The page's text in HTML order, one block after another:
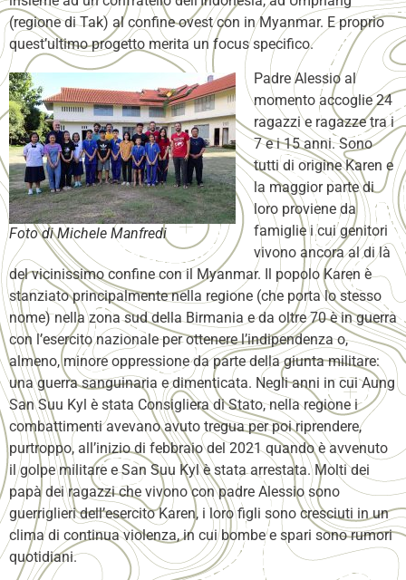
(regione di Tak) al confine ovest con in Myanmar. E proprio
quest’ultimo progetto merita un focus specifico.
Foto di Michele Manfredi
Padre Alessio al
momento accoglie 24
ragazzi e ragazze tra i
7 e i 15 anni. Sono
tutti di origine Karen e
la maggior parte di
loro proviene da
famiglie i cui genitori
vivono ancora al di là
del vicinissimo confine con il Myanmar. Il popolo Karen è
stanziato principalmente nella regione (che porta lo stesso
nome) nella zona sud della Birmania e da oltre 70 è in guerra
con l’esercito nazionale per ottenere l’indipendenza o,
almeno, minore oppressione da parte della giunta militare:
una guerra sanguinaria e dimenticata. Negli anni in cui Aung
San Suu Kyl è stata Consigliera di Stato, nella regione i
combattimenti avevano avuto tregua per poi riprendere,
purtroppo, all’inizio di febbraio del 2021 quando è avvenuto
il golpe militare e San Suu Kyl è stata arrestata. Molti dei
papà dei ragazzi che vivono con padre Alessio sono
guerriglieri dell’esercito Karen, i loro figli sono cresciuti in un
clima di continua violenza, in cui bombe e spari sono rumori
quotidiani.